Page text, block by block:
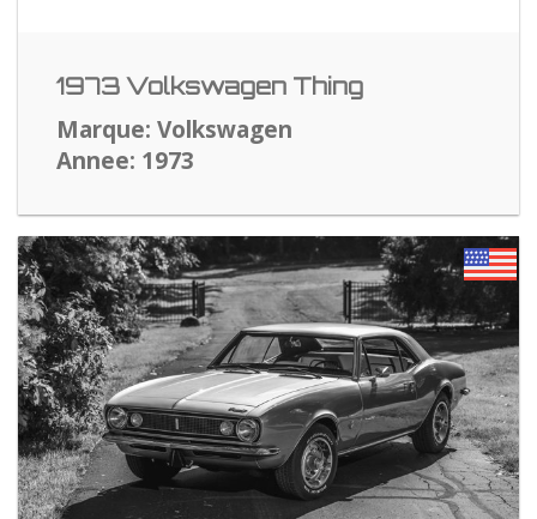
1973 Volkswagen Thing
Marque: Volkswagen
Annee: 1973